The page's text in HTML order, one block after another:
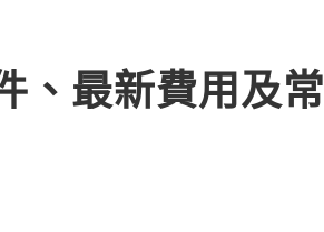
、最新費用及常